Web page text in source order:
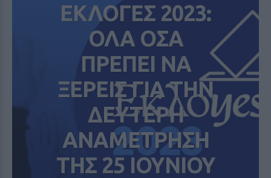
ΕΚΛΟΓΕΣ 2023:
ΟΛΑ ΟΣΑ
ΠΡΕΠΕΙ ΝΑ
ΞΕΡΕΙΣ ΓΙΑ ΤΗΝ
ΔΕΥΤΕΡΗ
ΑΝΑΜΕΤΡΗΣΗ
ΤΗΣ 25 ΙΟΥΝΙΟΥ